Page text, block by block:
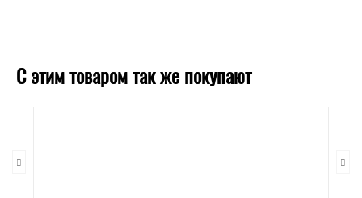
С этим товаром так же покупают